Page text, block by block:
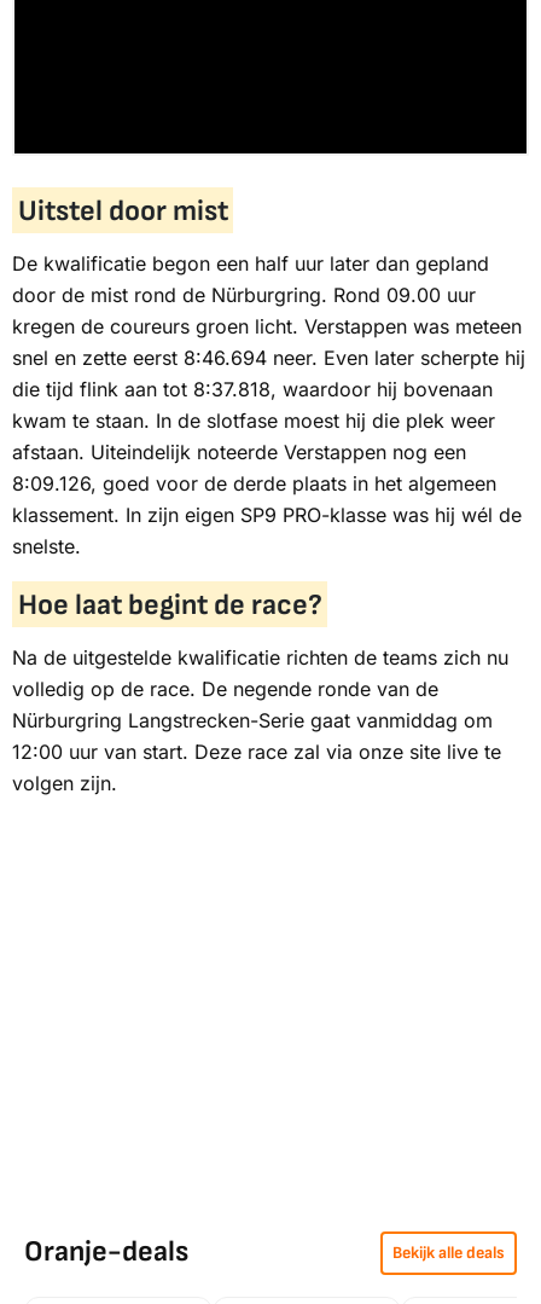
Uitstel door mist
De kwalificatie begon een half uur later dan gepland
door de mist rond de Nürburgring. Rond 09.00 uur
kregen de coureurs groen licht. Verstappen was meteen
snel en zette eerst 8:46.694 neer. Even later scherpte hij
die tijd flink aan tot 8:37.818, waardoor hij bovenaan
kwam te staan. In de slotfase moest hij die plek weer
afstaan. Uiteindelijk noteerde Verstappen nog een
8:09.126, goed voor de derde plaats in het algemeen
klassement. In zijn eigen SP9 PRO-klasse was hij wél de
snelste.
Hoe laat begint de race?
Na de uitgestelde kwalificatie richten de teams zich nu
volledig op de race. De negende ronde van de
Nürburgring Langstrecken-Serie gaat vanmiddag om
12:00 uur van start. Deze race zal via onze site live te
volgen zijn.
Oranje-deals Bekijk alle deals